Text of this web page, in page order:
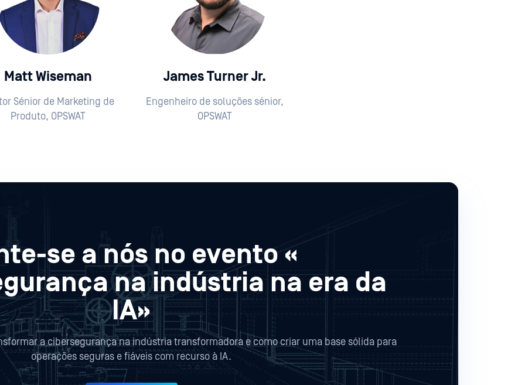
Matt Wiseman
Sénior de Marketing de
Produto, OPSWAT
James Turner Jr.
Engenheiro de soluções sénior,
OPSWAT
se a nós no evento «
na indústria na era da
IA»
a cibersegurança na indústria transformadora e como criar uma base sólida para
operações seguras e fiáveis com recurso à IA.